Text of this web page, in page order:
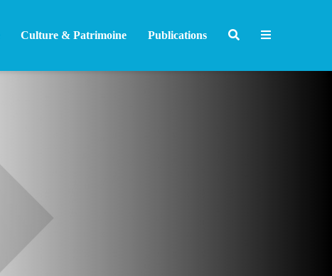
Culture & Patrimoine Publications